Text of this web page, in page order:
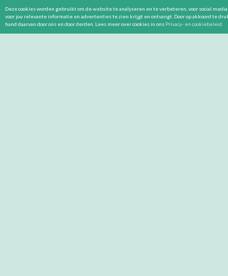
Deze cookies worden gebruikt om de website te analyseren en te verbeteren, voor social
voor jou relevante informatie en advertenties te zien krijgt en ontvangt. Door op akkoord te
hand daarvan door ons en door derden. Lees meer over cookies in ons Privacy- en cookiebeleid